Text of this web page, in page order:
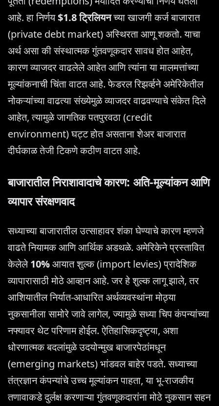
आहे. हा निर्णय$1.8 ट्रिलियनच्या खाजगी कर्ज बाजारात
(private debt market) अस्थिरता आणू शकतो. याचा
अर्थ असा की संस्थात्मक गुंतवणूकदार सावध होत आहेत,
कारण व्याजदर वाढलेले आहेत आणि त्यांना या मालमत्तांच्या
मूल्यांकनाची चिंता वाटत आहे. फेडरल रिझर्व्हने अमेरिकेतील
नोकऱ्यांच्या वाढत्या संख्येमुळे व्याजदर वाढवण्याचे संकेत दिले
आहेत, त्यामुळे जागतिक पतपुरवठा (credit
environment) घट्ट होत असताना शेअर बाजारात
दीर्घकाळ तेजी टिकणे कठीण वाटत आहे.
बाजारातील निराशावादाचे कारण: अति-मूल्यांकन आणि
व्यापार संरक्षणवाद
सध्याच्या बाजारातील उत्साहावर शंका घेण्याचे कारण म्हणजे
वाढते नियामक आणि आर्थिक अडथळे. अमेरिकेने प्रस्तावित
केलेले10%आयात शुल्क (import levies) प्रादेशिक
व्यापारासाठी मोठे आव्हान आहे. जर हे शुल्क लागू झाले, तर
आशियातील निर्यात-आधारित अर्थव्यवस्थांना मोठ्या
नुकसानीला सामोरे जावे लागेल, ज्यामुळे सध्या चिप कंपन्यांच्या
नफ्यावर थेट परिणाम होईल. ऐतिहासिकदृष्ट्या, अशा
धोरणात्मक बदलांमुळे उदयोन्मुख बाजारपेठांमधून
(emerging markets) भांडवल बाहेर पडते. सध्याच्या
तंत्रज्ञान कंपन्यांचे उच्च मूल्यांकन पाहता, या भू-राजकीय
तणावाकडे दुर्लक्ष करणाऱ्या गुंतवणूकदारांना मोठे नुकसान सहन